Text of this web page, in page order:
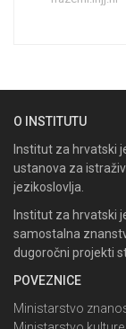
O INSTITUTU
Institut za hrvatski
ustanova za
jezikoslovlja.
Institut za hrvatski
samostalna
dugoročni projekti
POVEZNICE
Ministarstvo